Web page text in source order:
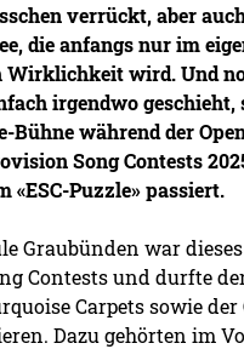
verrückt, aber
die anfangs nur im
wird. Und
irgendwo geschieht,
Bühne während der
Song Contests
«ESC-Puzzle» passiert.
Graubünden war
Contests und durfte
Carpets sowie der
Dazu gehörten im